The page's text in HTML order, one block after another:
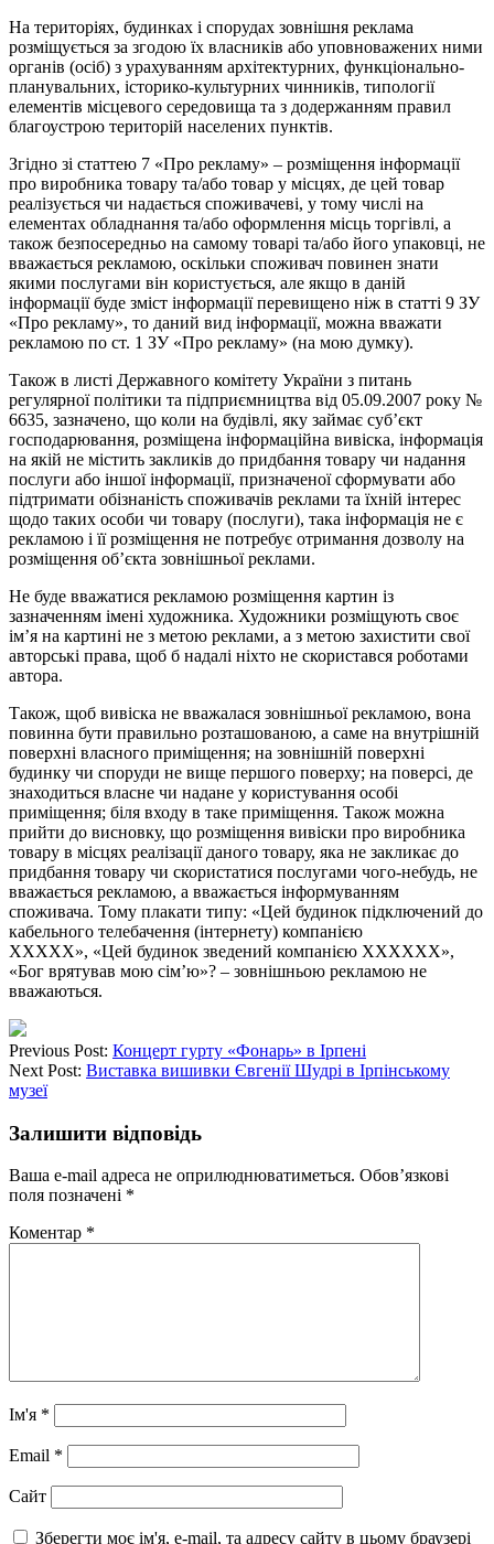
На територіях, будинках і спорудах зовнішня реклама
розміщується за згодою їх власників або уповноважених ними
органів (осіб) з урахуванням архітектурних, функціонально-
планувальних, історико-культурних чинників, типології
елементів місцевого середовища та з додержанням правил
благоустрою територій населених пунктів.
Згідно зі статтею 7 «Про рекламу» – розміщення інформації
про виробника товару та/або товар у місцях, де цей товар
реалізується чи надається споживачеві, у тому числі на
елементах обладнання та/або оформлення місць торгівлі, а
також безпосередньо на самому товарі та/або його упаковці, не
вважається рекламою, оскільки споживач повинен знати
якими послугами він користується, але якщо в даній
інформації буде зміст інформації перевищено ніж в статті 9 ЗУ
«Про рекламу», то даний вид інформації, можна вважати
рекламою по ст. 1 ЗУ «Про рекламу» (на мою думку).
Також в листі Державного комітету України з питань
регулярної політики та підприємництва від 05.09.2007 року №
6635, зазначено, що коли на будівлі, яку займає суб’єкт
господарювання, розміщена інформаційна вивіска, інформація
на якій не містить закликів до придбання товару чи надання
послуги або іншої інформації, призначеної сформувати або
підтримати обізнаність споживачів реклами та їхній інтерес
щодо таких особи чи товару (послуги), така інформація не є
рекламою і її розміщення не потребує отримання дозволу на
розміщення об’єкта зовнішньої реклами.
Не буде вважатися рекламою розміщення картин із
зазначенням імені художника. Художники розміщують своє
ім’я на картині не з метою реклами, а з метою захистити свої
авторські права, щоб б надалі ніхто не скористався роботами
автора.
Також, щоб вивіска не вважалася зовнішньої рекламою, вона
повинна бути правильно розташованою, а саме на внутрішній
поверхні власного приміщення; на зовнішній поверхні
будинку чи споруди не вище першого поверху; на поверсі, де
знаходиться власне чи надане у користування особі
приміщення; біля входу в таке приміщення. Також можна
прийти до висновку, що розміщення вивіски про виробника
товару в місцях реалізації даного товару, яка не закликає до
придбання товару чи скористатися послугами чого-небудь, не
вважається рекламою, а вважається інформуванням
споживача. Тому плакати типу: «Цей будинок підключений до
кабельного телебачення (інтернету) компанією
ХХХХХ», «Цей будинок зведений компанією ХХХХХХ»,
«Бог врятував мою сім’ю»? – зовнішньою рекламою не
вважаються.
Previous Post: Концерт гурту «Фонарь» в Ірпені
Next Post: Виставка вишивки Євгенії Шудрі в Ірпінському
музеї
Залишити відповідь
Ваша e-mail адреса не оприлюднюватиметься. Обов’язкові
поля позначені *
Коментар *
Ім'я *
Email *
Сайт
Зберегти моє ім'я, e-mail, та адресу сайту в цьому браузері